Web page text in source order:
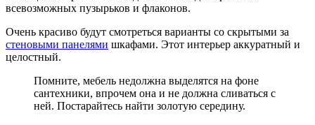
всевозможных пузырьков и флаконов.
Очень красиво будут смотреться варианты со скрытыми за
стеновыми панелями шкафами. Этот интерьер аккуратный и
целостный.
Помните, мебель недолжна выделятся на фоне
сантехники, впрочем она и не должна сливаться с
ней. Постарайтесь найти золотую середину.